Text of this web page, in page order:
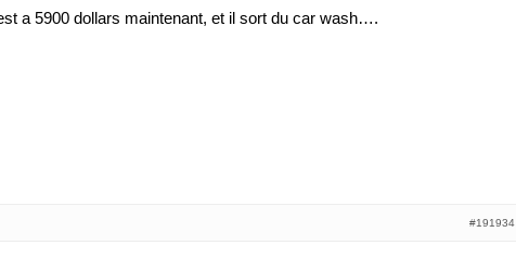
a 5900 dollars maintenant, et il sort du car wash….
#191934